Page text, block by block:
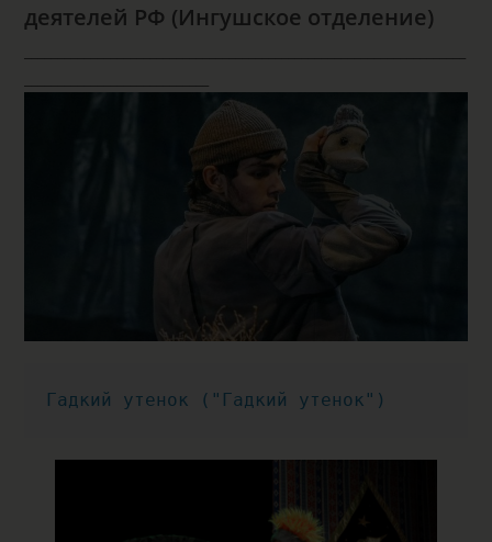
деятелей РФ (Ингушское отделение)
Гадкий утенок ("Гадкий утенок")